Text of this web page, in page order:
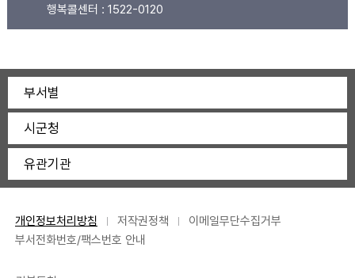
행복콜센터 : 1522-0120
부서별
시군청
유관기관
개인정보처리방침 저작권정책
이메일무단수집거부
부서전화번호/팩스번호 안내